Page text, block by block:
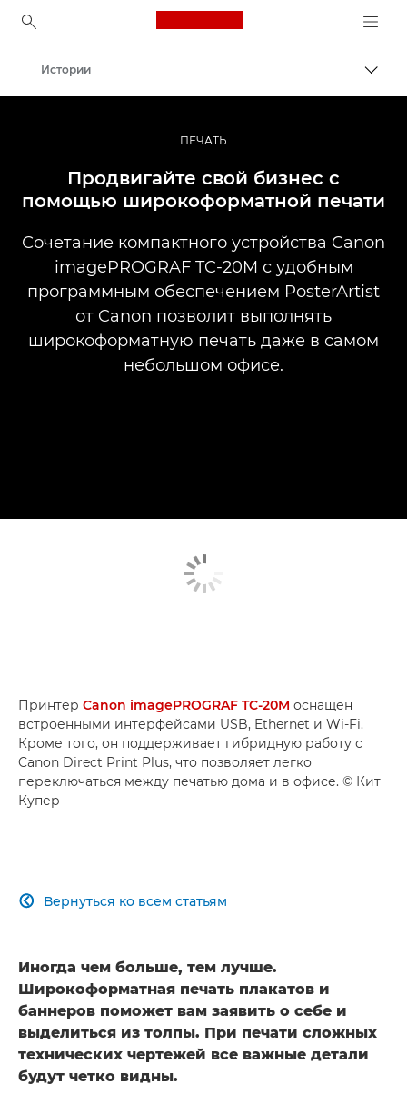
Canon Logo, back to
Профессиональная фото- и видеосъемка
Истории
ПЕЧАТЬ
Продвигайте свой бизнес с
помощью широкоформатной печати
Сочетание компактного устройства Canon
imagePROGRAF TC-20M с удобным
программным обеспечением PosterArtist
от Canon позволит выполнять
широкоформатную печать даже в самом
небольшом офисе.
Принтер Canon imagePROGRAF TC-20M оснащен
встроенными интерфейсами USB, Ethernet и Wi-Fi.
Кроме того, он поддерживает гибридную работу с
Canon Direct Print Plus, что позволяет легко
переключаться между печатью дома и в офисе. © Кит
Купер
Вернуться ко всем статьям

Иногда чем больше, тем лучше.
Широкоформатная печать плакатов и
баннеров поможет вам заявить о себе и
выделиться из толпы. При печати сложных
технических чертежей все важные детали
будут четко видны.